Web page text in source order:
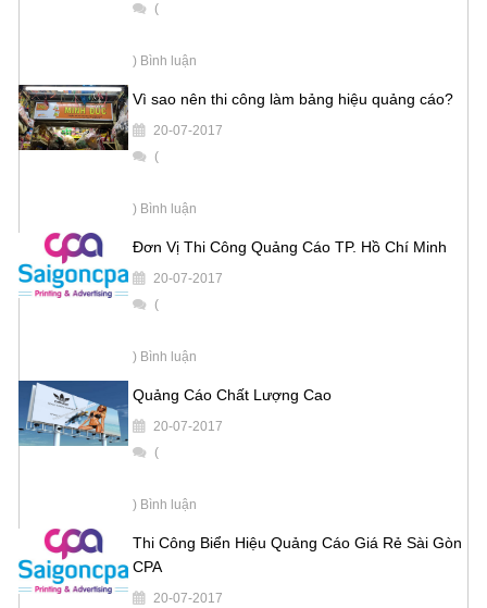
(
) Bình luận
Vì sao nên thi công làm bảng hiệu quảng cáo?
20-07-2017
(
) Bình luận
Đơn Vị Thi Công Quảng Cáo TP. Hồ Chí Minh
20-07-2017
(
) Bình luận
Quảng Cáo Chất Lượng Cao
20-07-2017
(
) Bình luận
Thi Công Biển Hiệu Quảng Cáo Giá Rẻ Sài Gòn
CPA
20-07-2017